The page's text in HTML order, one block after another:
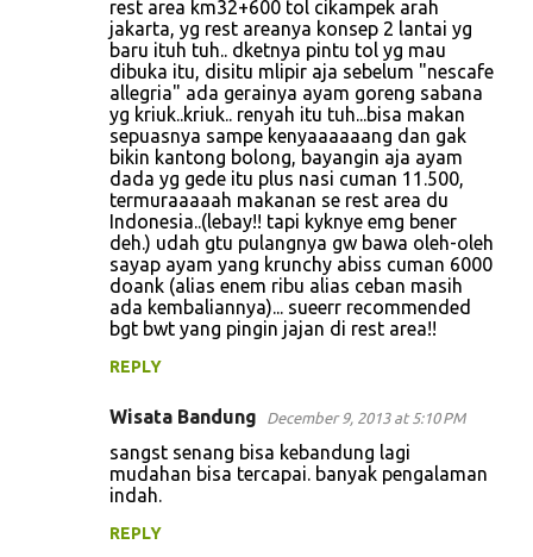
rest area km32+600 tol cikampek arah
jakarta, yg rest areanya konsep 2 lantai yg
baru ituh tuh.. dketnya pintu tol yg mau
dibuka itu, disitu mlipir aja sebelum "nescafe
allegria" ada gerainya ayam goreng sabana
yg kriuk..kriuk.. renyah itu tuh...bisa makan
sepuasnya sampe kenyaaaaaang dan gak
bikin kantong bolong, bayangin aja ayam
dada yg gede itu plus nasi cuman 11.500,
termuraaaaah makanan se rest area du
Indonesia..(lebay!! tapi kyknye emg bener
deh.) udah gtu pulangnya gw bawa oleh-oleh
sayap ayam yang krunchy abiss cuman 6000
doank (alias enem ribu alias ceban masih
ada kembaliannya)... sueerr recommended
bgt bwt yang pingin jajan di rest area!!
REPLY
Wisata Bandung December 9, 2013 at 5:10 PM
sangst senang bisa kebandung lagi
mudahan bisa tercapai. banyak pengalaman
indah.
REPLY